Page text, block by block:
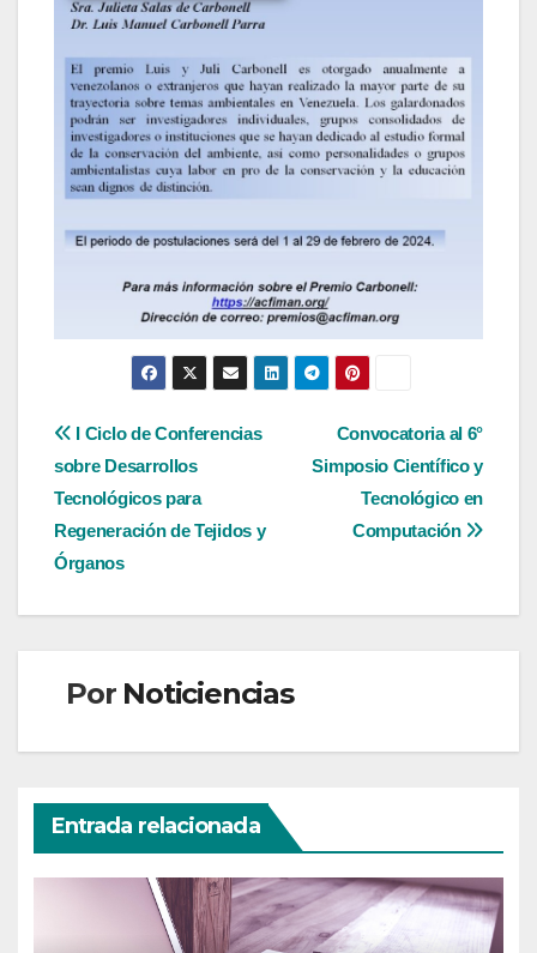
Navegación
de
entradas
Convocatoria al 6°
Simposio Científico y
Tecnológico en
Computación
I Ciclo de Conferencias
sobre Desarrollos
Tecnológicos para
Regeneración de Tejidos y
Órganos
Por Noticiencias
Entrada relacionada